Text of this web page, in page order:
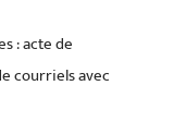
: acte de
courriels avec